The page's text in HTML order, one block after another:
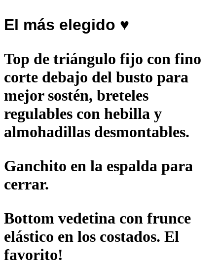
El más elegido ♥
Top de triángulo fijo con fino
corte debajo del busto para
mejor sostén, breteles
regulables con hebilla y
almohadillas desmontables.
Ganchito en la espalda para
cerrar.
Bottom vedetina con frunce
elástico en los costados. El
favorito!